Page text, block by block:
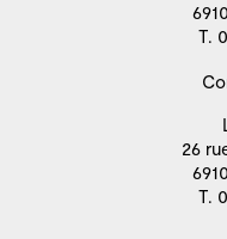
T.
26
T.